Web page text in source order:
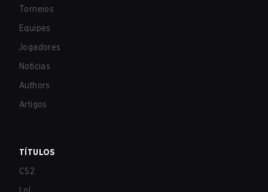
Torneios
Equipes
Jogadores
Notícias
Authors
Artigos
TÍTULOS
CS2